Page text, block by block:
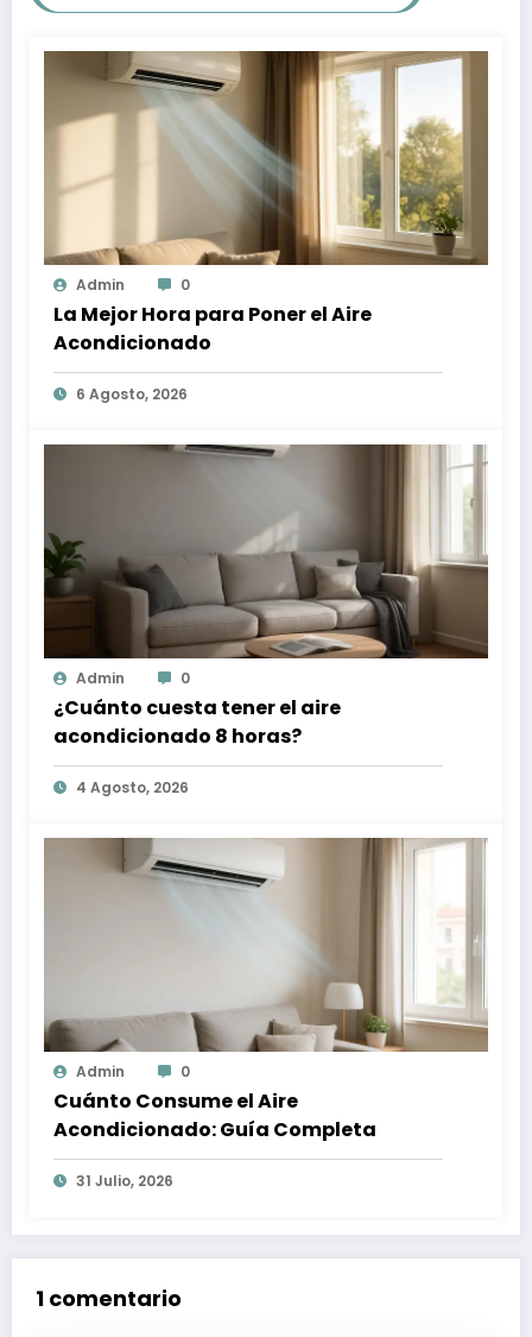
Admin 0
La Mejor Hora para Poner el Aire
Acondicionado
6 Agosto, 2026
Admin 0
¿Cuánto cuesta tener el aire
acondicionado 8 horas?
4 Agosto, 2026
Admin 0
Cuánto Consume el Aire
Acondicionado: Guía Completa
31 Julio, 2026
1 comentario